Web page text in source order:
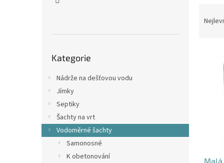
kategorie
Kategorie
Nádrže na dešťovou vodu
Jímky
Septiky
Šachty na vrt
Vodoměrné šachty
Samonosné
K obetonování
Malá